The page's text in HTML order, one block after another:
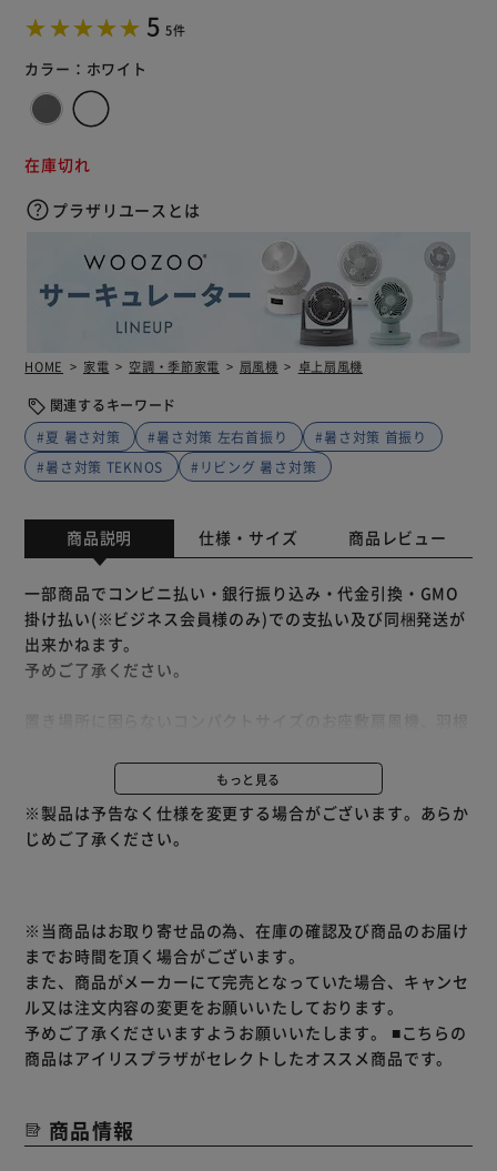
5 5件
カラー： ホワイト
在庫切れ
プラザリユースとは
HOME 家電 空調・季節家電 扇風機 卓上扇風機
関連するキーワード
#夏 暑さ対策
#暑さ対策 左右首振り
#暑さ対策 首振り
#暑さ対策 TEKNOS
#リビング 暑さ対策
商品説明 仕様・サイズ 商品レビュー
一部商品でコンビニ払い・銀行振り込み・代金引換・GMO
掛け払い(※ビジネス会員様のみ)での支払い及び同梱発送が
出来かねます。
予めご了承ください。
もっと見る
※製品は予告なく仕様を変更する場合がございます。あらか
じめご了承ください。
※当商品はお取り寄せ品の為、在庫の確認及び商品のお届け
までお時間を頂く場合がございます。
また、商品がメーカーにて完売となっていた場合、キャンセ
ル又は注文内容の変更をお願いいたしております。
予めご了承くださいますようお願いいたします。 ■こちらの
商品はアイリスプラザがセレクトしたオススメ商品です。
商品情報